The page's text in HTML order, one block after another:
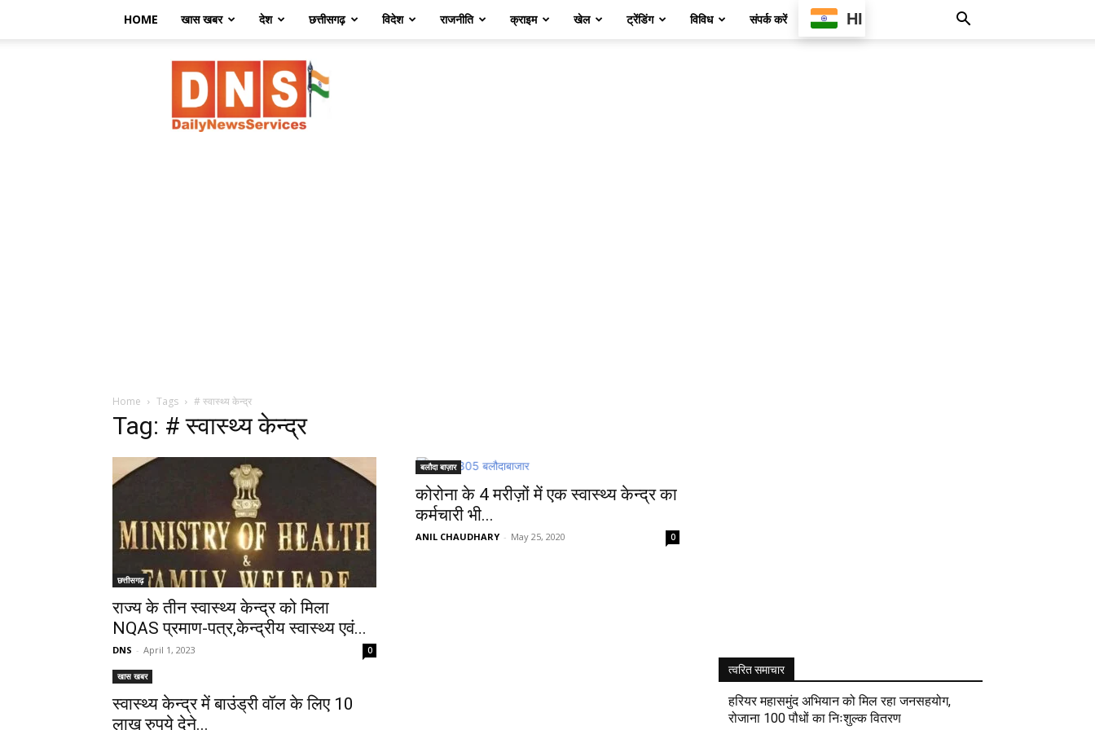
HOME खास खबर देश छत्तीसगढ़ विदेश राजनीति क्राइम खेल ट्रेंडिंग विविध संपर्क करें HI
Home Tags # स्वास्थ्य केन्द्र
Tag: # स्वास्थ्य केन्द्र
छत्तीसगढ़
राज्य के तीन स्वास्थ्य केन्द्र को मिला
NQAS प्रमाण-पत्र,केन्द्रीय स्वास्थ्य एवं...
DNS - April 1, 2023 0
बलौदा बाज़ार
कोरोना के 4 मरीज़ों में एक स्वास्थ्य केन्द्र का
कर्मचारी भी...
ANIL CHAUDHARY - May 25, 2020 0
खास खबर
स्वास्थ्य केन्द्र में बाउंड्री वॉल के लिए 10
लाख रुपये देने...
त्वरित समाचार
हरियर महासमुंद अभियान को मिल रहा जनसहयोग,
रोजाना 100 पौधों का निःशुल्क वितरण